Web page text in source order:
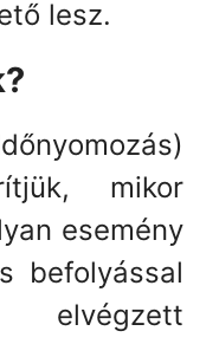
lesz.
mikor
esemény
befolyással